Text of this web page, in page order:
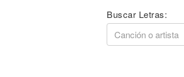
Buscar Letras: